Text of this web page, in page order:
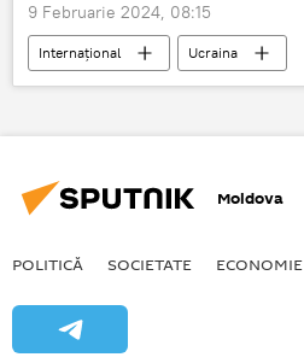
9 Februarie 2024, 08:15
Internațional
Ucraina
Volodimir Zelenski
Moldova
POLITICĂ SOCIETATE ECONOMIE